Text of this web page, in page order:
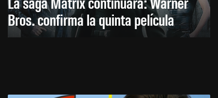
Bros. confirma la quinta película